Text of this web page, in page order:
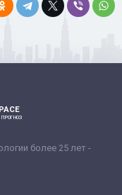
более 25 лет -